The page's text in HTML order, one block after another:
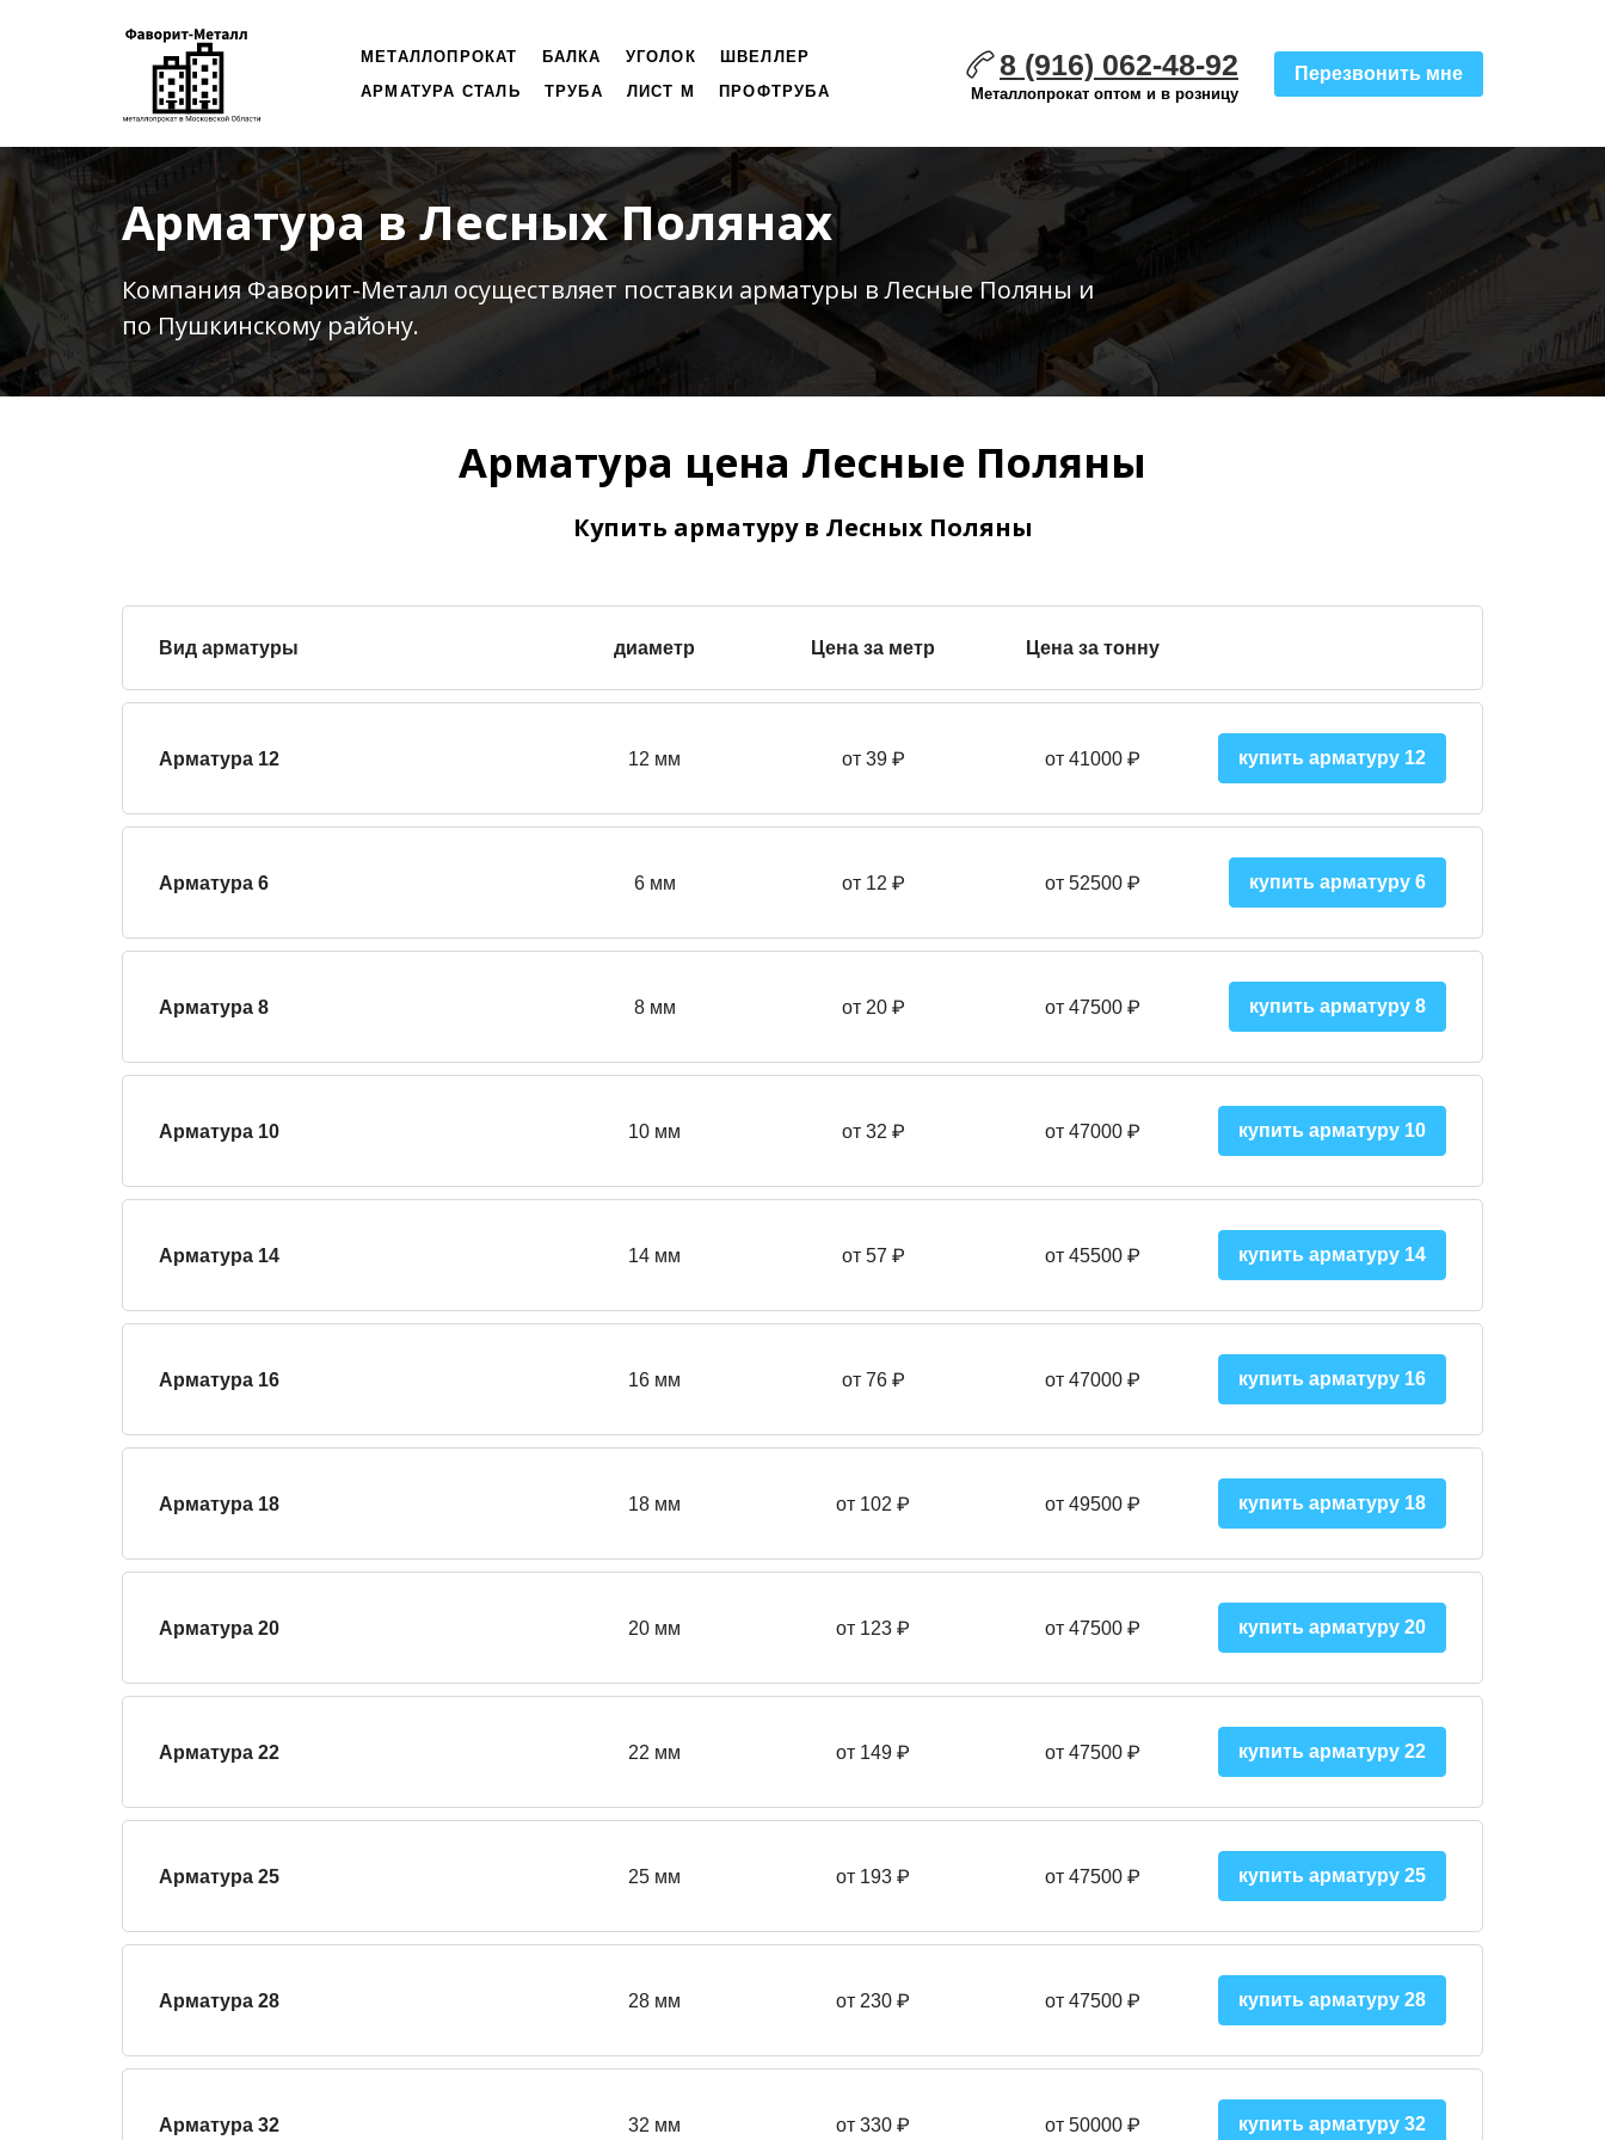
МЕТАЛЛОПРОКАТ БАЛКА УГОЛОК
ШВЕЛЛЕР
АРМАТУРА СТАЛЬ
ТРУБА ЛИСТ М ПРОФТРУБА
8 (916) 062-48-92
Металлопрокат оптом и в розницу
Перезвонить мне
Арматура в Лесных Полянах
Компания Фаворит-Металл осуществляет поставки арматуры в Лесные Поляны и
по Пушкинскому району.
Арматура цена Лесные Поляны
Купить арматуру в Лесных Поляны
Вид арматуры диаметр Цена за метр Цена за тонну
Арматура 12 12 мм от 39₽ от 41000₽ купить арматуру 12
Арматура 6 6 мм от 12 ₽ от 52500₽ купить арматуру 6
Арматура 8 8 мм от 20 ₽ от 47500₽ купить арматуру 8
Арматура 10 10 мм от 32 ₽ от 47000₽ купить арматуру 10
Арматура 14 14 мм от 57 ₽ от 45500₽ купить арматуру 14
Арматура 16 16 мм от 76 ₽ от 47000 ₽ купить арматуру 16
Арматура 18 18 мм от 102 ₽ от 49500 ₽ купить арматуру 18
Арматура 20 20 мм от 123 ₽ от 47500 ₽ купить арматуру 20
Арматура 22 22 мм от 149 ₽ от 47500 ₽ купить арматуру 22
Арматура 25 25 мм от 193 ₽ от 47500₽ купить арматуру 25
Арматура 28 28 мм от 230 ₽ от 47500₽ купить арматуру 28
Арматура 32 32 мм от 330 ₽ от 50000₽ купить арматуру 32